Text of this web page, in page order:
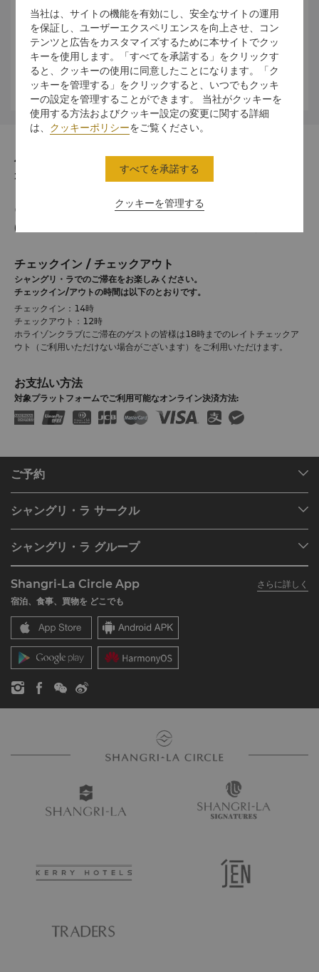
祭りのシーズンには2つの塔が伝統的なランタンで彩られ、見
事な景観が楽しめます。
福州動物園
普安区にあり、815エーカーの敷地に150種類1,000頭の動
物を飼育しています。
住所
350005 9 Xin Quan Nan Road, Fuzhou, Fujian
電話番号
(86 591) 8798 8888
チェックイン / チェックアウト
シャングリ・ラでのご滞在をお楽しみください。
チェックイン/アウトの時間は以下のとおりです。
チェックイン：14時
チェックアウト：12時
ホライゾンクラブにご滞在のゲストの皆様は18時までのレイトチェックア
ウト（ご利用いただけない場合がございます）をご利用いただけます。
お支払い方法
対象プラットフォームでご利用可能なオンライン決済方法:
ご予約
ご予約の検索
レストラン＆バー
シャングリ・ラ サークル
シャングリ・ラ サークルに入会
よくあるお問合せや質問
SLCに関するお問い合わせ
シャングリ・ラ グループ
シャングリ・ラ ブランド
シャングリ・ラ センター
レジデンス
お問い合わせ
採用情報
企業の社会的責任
ニュース
Shangri-La Circle App
さらに詳しく
宿泊、食事、買物を どこでも
当社は、サイトの機能を有効にし、安全なサイトの運用
を保証し、ユーザーエクスペリエンスを向上させ、コン
テンツと広告をカスタマイズするために本サイトでクッ
キーを使用します。「すべてを承諾する」をクリックす
ると、クッキーの使用に同意したことになります。「ク
ッキーを管理する」をクリックすると、いつでもクッキ
ーの設定を管理することができます。 当社がクッキーを
使用する方法およびクッキー設定の変更に関する詳細
は、 クッキーポリシーをご覧ください。
クッキーを管理する
すべてを承諾する